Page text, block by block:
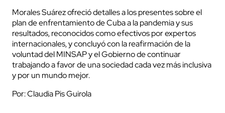
Morales Suárez ofreció detalles a los presentes sobre el
plan de enfrentamiento de Cuba a la pandemia y sus
resultados, reconocidos como efectivos por expertos
internacionales, y concluyó con la reafirmación de la
voluntad del MINSAP y el Gobierno de continuar
trabajando a favor de una sociedad cada vez más inclusiva
y por un mundo mejor.
Por: Claudia Pis Guirola